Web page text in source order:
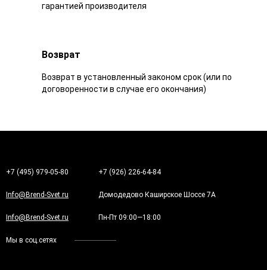
гарантией производителя
Возврат
Возврат в установленный законом срок (или по
договоренности в случае его окончания)
+7 (495) 979-05-80 +7 (926) 226-64-84
Info@Brend-Svet.ru Домодедово Каширское Шоссе 7А
Info@Brend-Svet.ru Пн-Пт 09:00—18:00
Мы в соц.сетях